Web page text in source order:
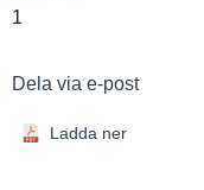
1
Dela via e-post
Ladda ner